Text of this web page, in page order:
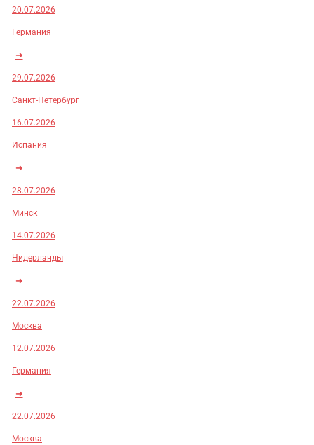
20.07.2026
Германия
➜
29.07.2026
Санкт-Петербург
16.07.2026
Испания
➜
28.07.2026
Минск
14.07.2026
Нидерланды
➜
22.07.2026
Москва
12.07.2026
Германия
➜
22.07.2026
Москва